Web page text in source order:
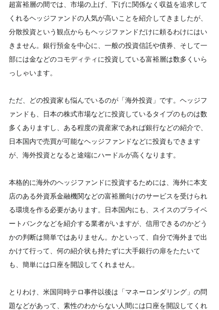
超富裕層の間では、市場の上げ、下げに関係なく収益を追求して
くれるヘッジファンドの人気が高いことを紹介してきましたが、
分散投資という観点からもヘッジファンドだけに頼るわけにはい
きません。銀行預金を中心に、一般の投資信託や債券、そして一
部には金などのコモディティに投資している富裕層は数多くいら
っしゃいます。
ただ、どの投資家も悩んでいるのが「海外投資」です。ヘッジフ
ァンドも、日本の株式市場などに投資しているタイプのものは数
多くありますし、ある程度の資産家であれば銀行などの紹介で、
日本国内で売買が可能なヘッジファンドなどに投資もできます
が、海外投資となると途端にハードルが高くなります。
本格的に海外のヘッジファンドに投資するためには、海外に本支
店のある外資系金融機関などの富裕層向けのサービスを受けられ
る環境を作る必要があります。日本国内にも、スイスのプライベ
ートバンクなどを紹介する業者がいますが、信用できるのかどう
かの判断は簡単ではありません。かといって、自分で海外まで出
かけて行って、何の紹介状も持たずに大手銀行の扉をたたいて
も、簡単には口座を開設してくれません。
とりわけ、米国同時テロ事件以後は「マネーロンダリング」の問
題などがあって、素性のわからない人間には口座を開設してくれ